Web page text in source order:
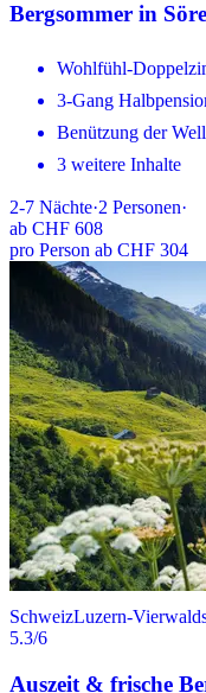
Bergsommer in
Wohlfühl-
3-Gang
Benützung der
3 weitere Inhalte
2-7 Nächte·2 Personen·
ab CHF 608
pro Person ab CHF 304
SchweizLuzern-
5.3/6
Auszeit & frische